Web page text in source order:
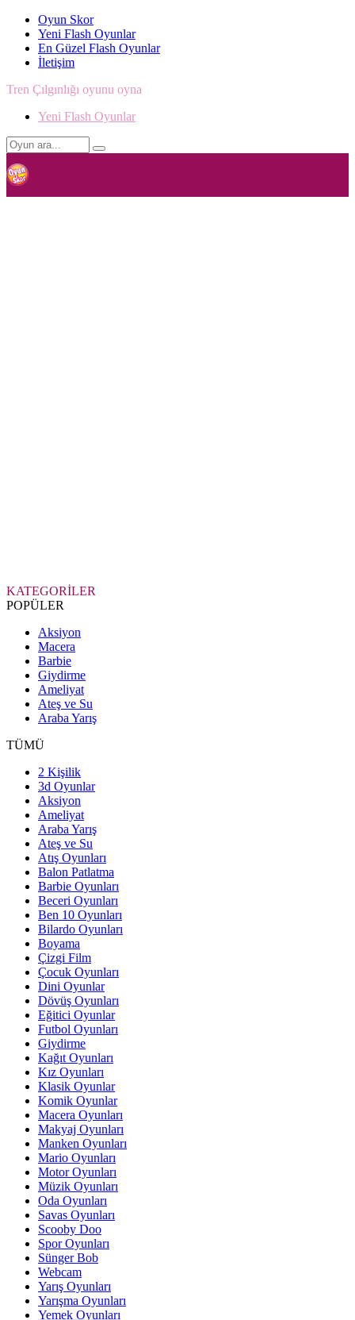
Oyun Skor
Yeni Flash Oyunlar
En Güzel Flash Oyunlar
İletişim
Tren Çılgınlığı oyunu oyna
Yeni Flash Oyunlar
KATEGORİLER
POPÜLER
Aksiyon
Macera
Barbie
Giydirme
Ameliyat
Ateş ve Su
Araba Yarış
TÜMÜ
2 Kişilik
3d Oyunlar
Aksiyon
Ameliyat
Araba Yarış
Ateş ve Su
Atış Oyunları
Balon Patlatma
Barbie Oyunları
Beceri Oyunları
Ben 10 Oyunları
Bilardo Oyunları
Boyama
Çizgi Film
Çocuk Oyunları
Dini Oyunlar
Dövüş Oyunları
Eğitici Oyunlar
Futbol Oyunları
Giydirme
Kağıt Oyunları
Kız Oyunları
Klasik Oyunlar
Komik Oyunlar
Macera Oyunları
Makyaj Oyunları
Manken Oyunları
Mario Oyunları
Motor Oyunları
Müzik Oyunları
Oda Oyunları
Savas Oyunları
Scooby Doo
Spor Oyunları
Sünger Bob
Webcam
Yarış Oyunları
Yarışma Oyunları
Yemek Oyunları